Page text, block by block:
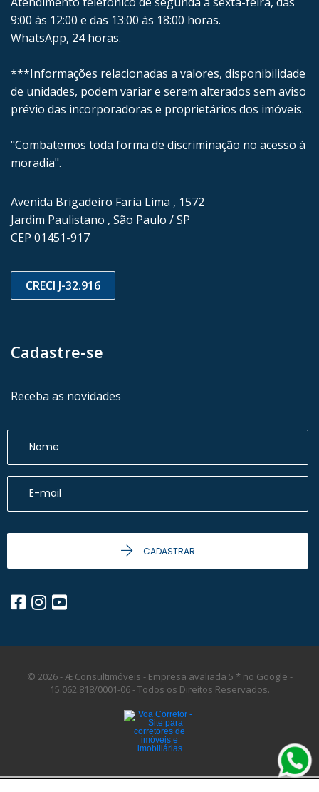
9:00 às 12:00 e das 13:00 às 18:00 horas.
WhatsApp, 24 horas.
***Informações relacionadas a valores, disponibilidade
de unidades, podem variar e serem alterados sem aviso
prévio das incorporadoras e proprietários dos imóveis.
"Combatemos toda forma de discriminação no acesso à
moradia".
Avenida Brigadeiro Faria Lima , 1572
Jardim Paulistano , São Paulo / SP
CEP 01451-917
CRECI J-32.916
Cadastre-se
Receba as novidades
CADASTRAR
© 2026 - Æ Consultimóveis - Empresa avaliada 5 * no Google -
15.062.818/0001-06 -Todos os Direitos Reservados.